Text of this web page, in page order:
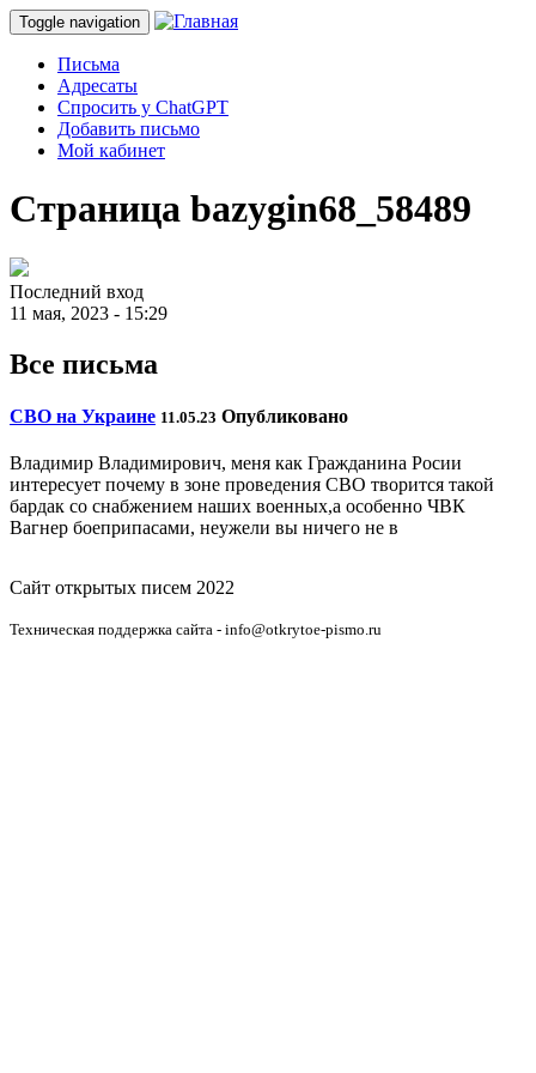
Toggle navigation
Письма
Адресаты
Спросить у ChatGPT
Добавить письмо
Мой кабинет
Страница bazygin68_58489
Последний вход
11 мая, 2023 - 15:29
Все письма
СВО на Украине 11.05.23 Опубликовано
Владимир Владимирович, меня как Гражданина Росии
интересует почему в зоне проведения СВО творится такой
бардак со снабжением наших военных,а особенно ЧВК
Вагнер боеприпасами, неужели вы ничего не в
Сайт открытых писем 2022
Техническая поддержка сайта - info@otkrytoe-pismo.ru